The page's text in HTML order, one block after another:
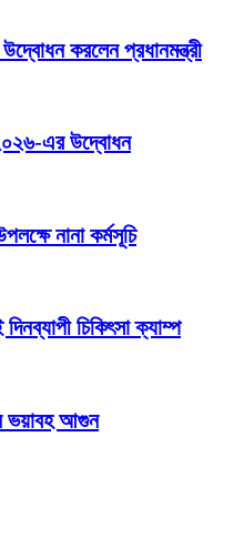
করলেন প্রধানমন্ত্রী
২০২৬-এর উদ্বোধন
নানা কর্মসূচি
চিকিৎসা ক্যাম্প
ভয়াবহ আগুন